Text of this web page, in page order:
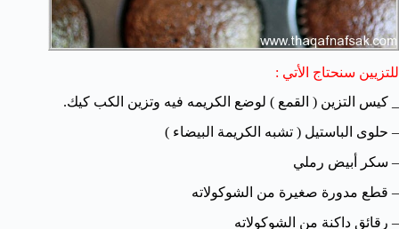
للتزيين سنحتاج الأتي :
_ كيس التزين ( القمع ) لوضع الكريمه فيه وتزين الكب كيك.
– حلوى الباستيل ( تشبه الكريمة البيضاء )
– سكر أبيض رملي
– قطع مدورة صغيرة من الشوكولاته
– رقائق داكنة من الشوكولاته